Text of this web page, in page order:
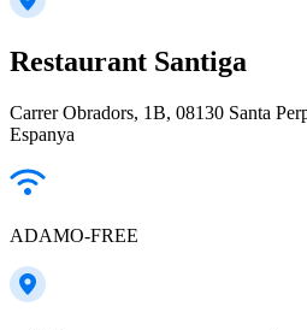
Restaurant Santiga
Carrer Obradors, 1B, 08130 Santa
Espanya
ADAMO-FREE